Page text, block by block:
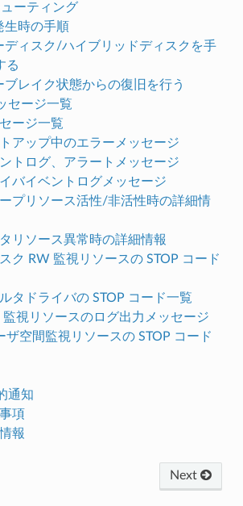
ーティング
生時の手順
ディスク/ハイブリッドディスクを手
る
ブレイク状態からの復旧を行う
セージ一覧
ージ一覧
アップ中のエラーメッセージ
トログ、アラートメッセージ
バイベントログメッセージ
プリソース活性/非活性時の詳細情
リソース異常時の詳細情報
ク RW 監視リソースの STOP コード
タドライバの STOP コード一覧
監視リソースのログ出力メッセージ
ザ空間監視リソースの STOP コード
通知
項
報
Next